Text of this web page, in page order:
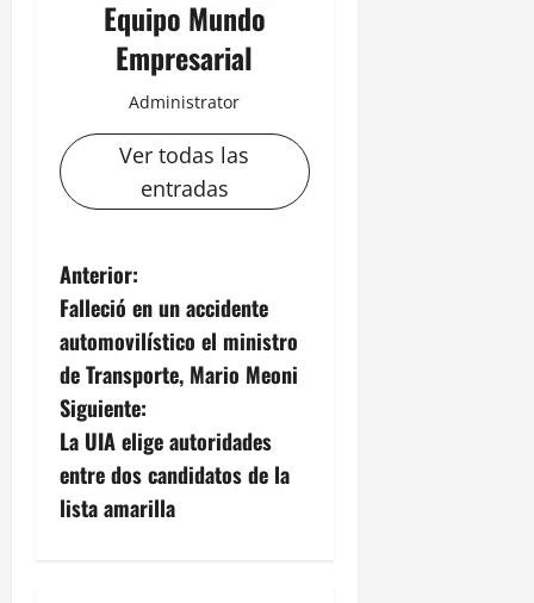
Equipo Mundo
Empresarial
Administrator
Ver todas las
entradas
N
a
v
e
g
a
Anterior:
Falleció en un accidente
automovilístico el ministro
de Transporte, Mario Meoni
Siguiente:
La UIA elige autoridades
entre dos candidatos de la
lista amarilla